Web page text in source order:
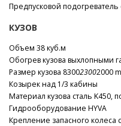
Предпусковой
КУЗОВ
Объем 38 куб.м
Обогрев кузова выхлопными
Размер кузова 830023002000
Козырек над 1/3 кабины
Материал кузова сталь K450,
Гидрооборудование HYVA
Крепление запасного